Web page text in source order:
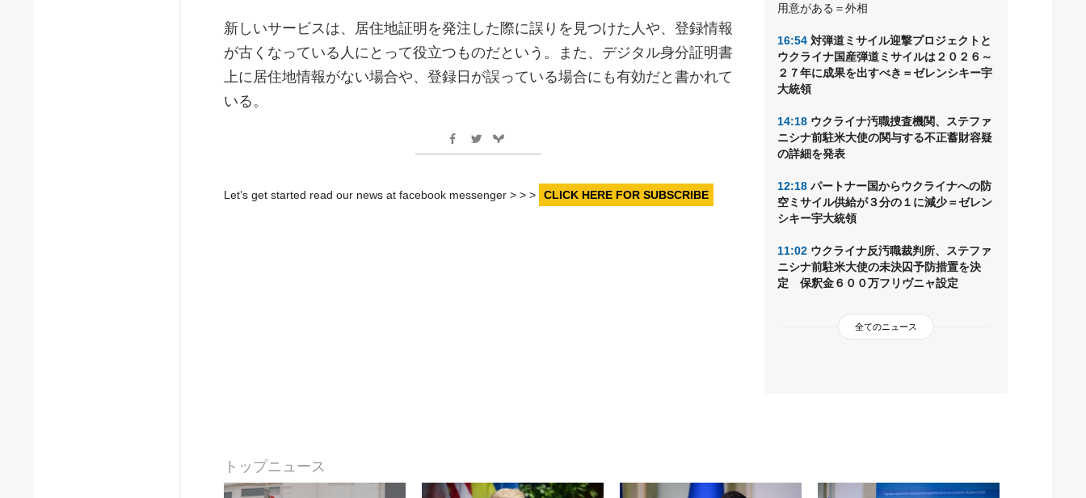
用意がある＝外相
16:54 対弾道ミサイル迎撃プロジェクトと
ウクライナ国産弾道ミサイルは２０２６～
２７年に成果を出すべき＝ゼレンシキー宇
大統領
14:18 ウクライナ汚職捜査機関、ステファ
ニシナ前駐米大使の関与する不正蓄財容疑
の詳細を発表
12:18 パートナー国からウクライナへの防
空ミサイル供給が３分の１に減少＝ゼレン
シキー宇大統領
11:02 ウクライナ反汚職裁判所、ステファ
ニシナ前駐米大使の未決囚予防措置を決
定 保釈金６００万フリヴニャ設定
全てのニュース
新しいサービスは、居住地証明を発注した際に誤りを見つけた人や、登録情報
が古くなっている人にとって役立つものだという。また、デジタル身分証明書
上に居住地情報がない場合や、登録日が誤っている場合にも有効だと書かれて
いる。
Let’s get started read our news at facebook messenger > > > CLICK HERE FOR SUBSCRIBE
トップニュース